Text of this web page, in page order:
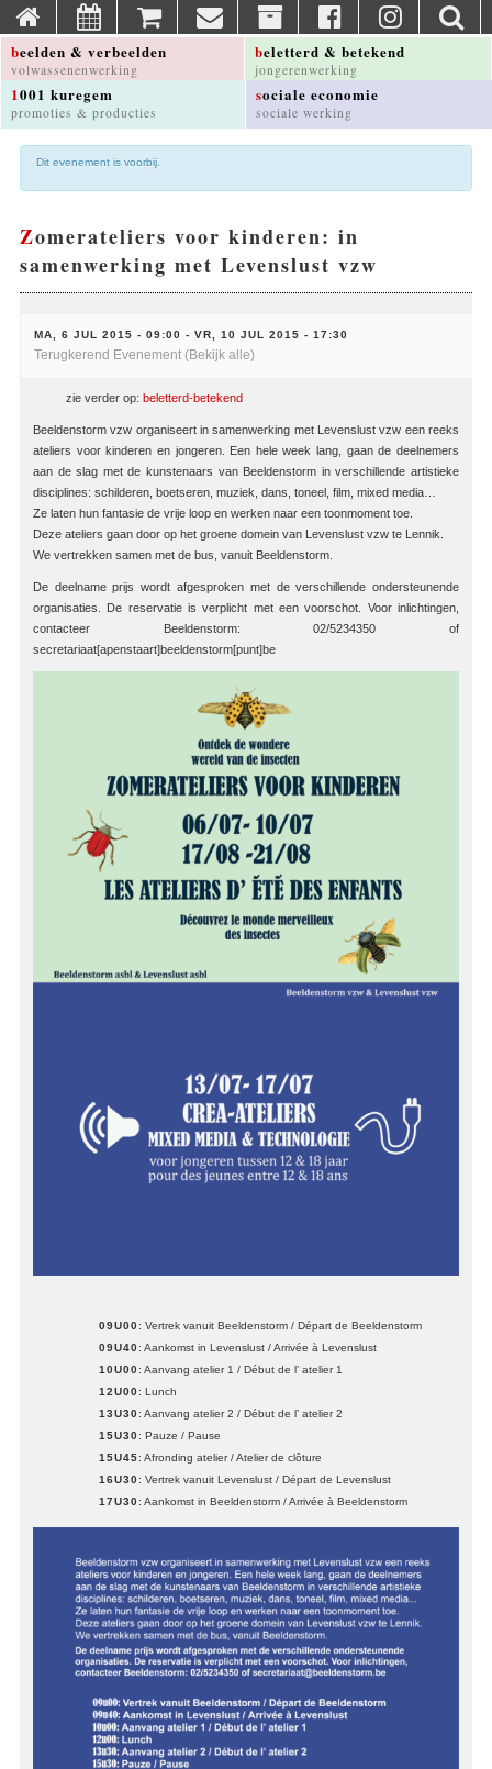
beelden & verbeelden
volwassenenwerking
beletterd & betekend
jongerenwerking
1001 kuregem
promoties & producties
sociale economie
sociale werking
Dit evenement is voorbij.
Zomerateliers voor kinderen: in
samenwerking met Levenslust vzw
MA, 6 JUL 2015 - 09:00 - VR, 10 JUL 2015 - 17:30
Terugkerend Evenement (Bekijk alle)
zie verder op: beletterd-betekend
Beeldenstorm vzw organiseert in samenwerking met Levenslust vzw een reeks
ateliers voor kinderen en jongeren. Een hele week lang, gaan de deelnemers
aan de slag met de kunstenaars van Beeldenstorm in verschillende artistieke
disciplines: schilderen, boetseren, muziek, dans, toneel, film, mixed media…
Ze laten hun fantasie de vrije loop en werken naar een toonmoment toe.
Deze ateliers gaan door op het groene domein van Levenslust vzw te Lennik.
We vertrekken samen met de bus, vanuit Beeldenstorm.
De deelname prijs wordt afgesproken met de verschillende ondersteunende
organisaties. De reservatie is verplicht met een voorschot. Voor inlichtingen,
contacteer Beeldenstorm: 02/5234350 of
secretariaat[apenstaart]beeldenstorm[punt]be
09U00: Vertrek vanuit Beeldenstorm / Départ de Beeldenstorm
09U40: Aankomst in Levenslust / Arrivée à Levenslust
10U00: Aanvang atelier 1 / Début de l’ atelier 1
12U00: Lunch
13U30: Aanvang atelier 2 / Début de l’ atelier 2
15U30: Pauze / Pause
15U45: Afronding atelier / Atelier de clôture
16U30: Vertrek vanuit Levenslust / Départ de Levenslust
17U30: Aankomst in Beeldenstorm / Arrivée à Beeldenstorm